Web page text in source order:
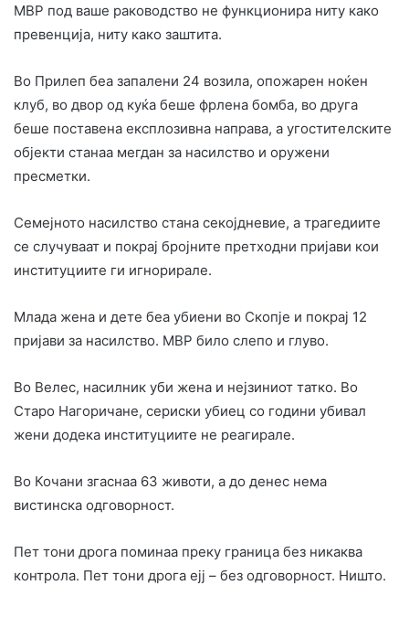
МВР под ваше раководство не функционира ниту како
превенција, ниту како заштита.
Во Прилеп беа запалени 24 возила, опожарен ноќен
клуб, во двор од куќа беше фрлена бомба, во друга
беше поставена експлозивна направа, а угостителските
објекти станаа мегдан за насилство и оружени
пресметки.
Семејното насилство стана секојдневие, а трагедиите
се случуваат и покрај бројните претходни пријави кои
институциите ги игнорирале.
Млада жена и дете беа убиени во Скопје и покрај 12
пријави за насилство. МВР било слепо и глуво.
Во Велес, насилник уби жена и нејзиниот татко. Во
Старо Нагоричане, сериски убиец со години убивал
жени додека институциите не реагирале.
Во Кочани згаснаа 63 животи, а до денес нема
вистинска одговорност.
Пет тони дрога поминаа преку граница без никаква
контрола. Пет тони дрога ејј – без одговорност. Ништо.